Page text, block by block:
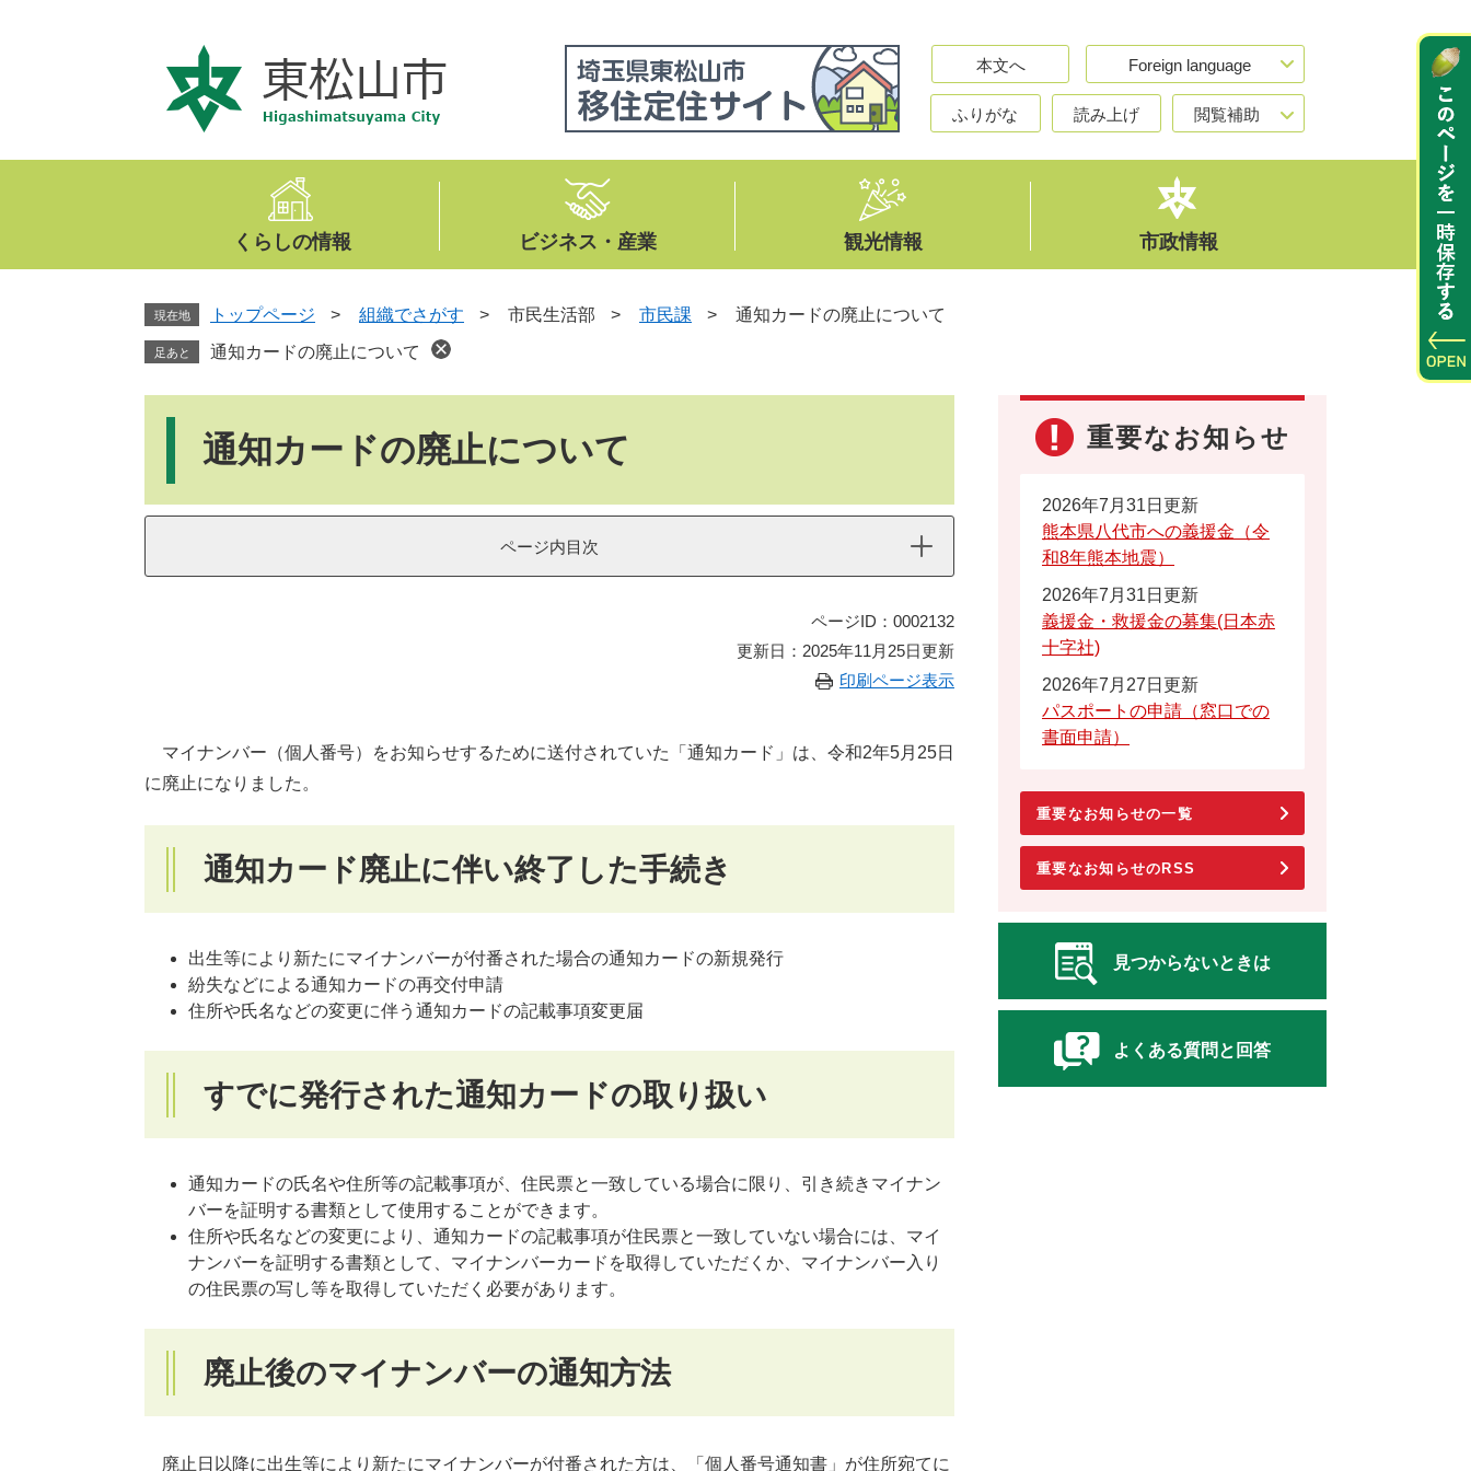
文
本文へ Foreign language
ふりがな 読み上げ 閲覧補助
くらしの情報 ビジネス・産業 観光情報 市政情報
現在地 トップページ > 組織でさがす > 市民生活部 > 市民課 > 通知カードの廃止について
足あと 通知カードの廃止について
通知カードの廃止について
ページ内目次
ページID：0002132
更新日：2025年11月25日更新
印刷ページ表示
マイナンバー（個人番号）をお知らせするために送付されていた「通知カード」は、令和2年5月25日
に廃止になりました。
通知カード廃止に伴い終了した手続き
出生等により新たにマイナンバーが付番された場合の通知カードの新規発行
紛失などによる通知カードの再交付申請
住所や氏名などの変更に伴う通知カードの記載事項変更届
すでに発行された通知カードの取り扱い
通知カードの氏名や住所等の記載事項が、住民票と一致している場合に限り、引き続きマイナン
バーを証明する書類として使用することができます。
住所や氏名などの変更により、通知カードの記載事項が住民票と一致していない場合には、マイ
ナンバーを証明する書類として、マイナンバーカードを取得していただくか、マイナンバー入り
の住民票の写し等を取得していただく必要があります。
廃止後のマイナンバーの通知方法
廃止日以降に出生等により新たにマイナンバーが付番された方は、「個人番号通知書」が住所宛てに
重要なお知らせ
2026年7月31日更新
熊本県八代市への義援金（令
和8年熊本地震）
2026年7月31日更新
義援金・救援金の募集(日本赤
十字社)
2026年7月27日更新
パスポートの申請（窓口での
書面申請）
重要なお知らせの一覧
重要なお知らせのRSS
見つからないときは
よくある質問と回答